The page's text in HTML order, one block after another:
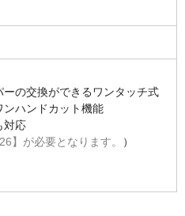
・タオル棚
粧棚
化粧棚 [LIXIL]
・化粧棚 [TOTO]
パーホルダー
パーホルダー [LIXIL]
の交換ができるワンタッチ式
ンハンドカット機能
対応
】が必要となります。 ）